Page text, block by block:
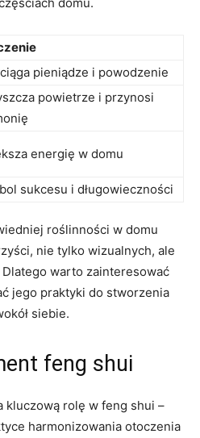
pieniądze i powodzenie
powietrze i przynosi⁤
energię w‌ domu
sukcesu i długowieczności
roślinności⁤ w⁣ domu‌
⁢nie tylko wizualnych, ale
warto ‌zainteresować
jego praktyki do stworzenia
siebie.
feng shui
kluczową ‌rolę w feng shui –
harmonizowania otoczenia